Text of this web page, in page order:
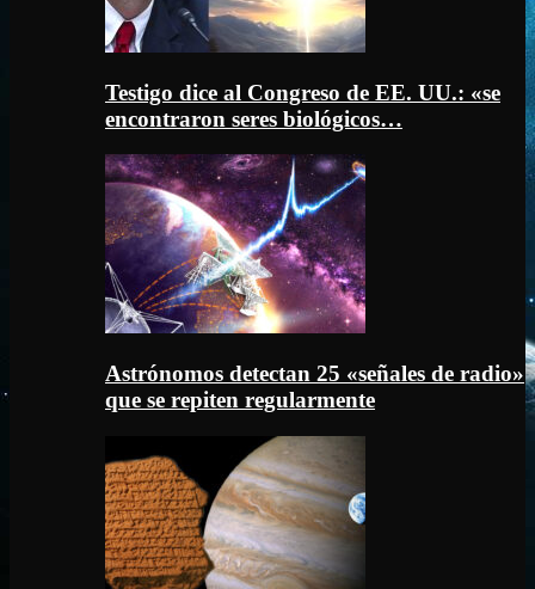
Testigo dice al Congreso de EE. UU.: «se
encontraron seres biológicos…
Astrónomos detectan 25 «señales de radio»
que se repiten regularmente